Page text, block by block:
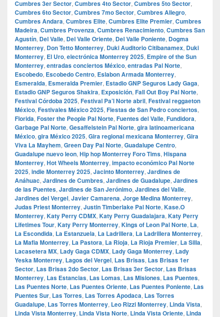
Cumbres 3er Sector, Cumbres 4to Sector, Cumbres 5to Sector,
Cumbres 6to Sector, Cumbres 7mo Sector, Cumbres Allegro,
Cumbres Andara, Cumbres Elite, Cumbres Elite Premier, Cumbres
Madeira, Cumbres Provenza, Cumbres Renacimiento, Cumbres San
Agustín, Del Valle, Del Valle Oriente, Del Valle Poniente, Dogma
Monterrey, Don Tetto Monterrey, Duki Auditorio Citibanamex, Duki
Monterrey, El Uro, electrónica Monterrey 2025, Empire of the Sun
Monterrey, entradas conciertos México, entradas Pal Norte,
Escobedo, Escobedo Centro, Eslabon Armada Monterrey,
Esmeralda, Esmeralda Premier, Estadio GNP Seguros Lady Gaga,
Estadio GNP Seguros Shakira, Exposición, Fall Out Boy Pal Norte,
Festival Córdoba 2025, Festival Pa’l Norte abril, Festival reggaeton
México, Festivales México 2025, Fiestas de San Pedro conciertos,
Florida, Foster the People Pal Norte, Fuentes del Valle, Fundidora,
Garbage Pal Norte, Gesaffelstein Pal Norte, gira latinoamericana
México, gira México 2025, Gira regional mexicana Monterrey, Gira
Viva La Mayhem, Green Day Pal Norte, Guadalupe Centro,
Guadalupe nuevo leon, Hip hop Monterrey Foro Tims, Hispana
Monterrey, Hot Wheels Monterrey, impacto económico Pal Norte
2025, indie Monterrey 2025, Jacinto Monterrey, Jardines de
Anáhuac, Jardines de Cumbres, Jardines de Guadalupe, Jardines
de las Puentes, Jardines de San Jerónimo, Jardines del Valle,
Jardines del Vergel, Javier Camarena, Jorge Medina Monterrey,
Judas Priest Monterrey, Justin Timberlake Pal Norte, Kase.O
Monterrey, Katy Perry CDMX, Katy Perry Guadalajara, Katy Perry
Lifetimes Tour, Katy Perry Monterrey, Kings of Leon Pal Norte, La,
La Escondida, La Estanzuela, La Ladrillera, La Ladrillera Monterrey,
La Mafia Monterrey, La Pastora, La Rioja, La Rioja Premier, La Silla,
Lacasetera MX, Lady Gaga CDMX, Lady Gaga Monterrey, Lady
Yeska Monterrey, Lagos del Vergel, Las Brisas, Las Brisas 1er
Sector, Las Brisas 2do Sector, Las Brisas 3er Sector, Las Brisas
Monterrey, Las Estancias, Las Lomas, Las Misiones, Las Puentes,
Las Puentes Norte, Las Puentes Oriente, Las Puentes Poniente, Las
Puentes Sur, Las Torres, Las Torres Apodaca, Las Torres
Guadalupe, Las Torres Monterrey, Leo Rizzi Monterrey, Linda Vista,
Linda Vista Monterrey, Linda Vista Norte, Linda Vista Oriente, Linda